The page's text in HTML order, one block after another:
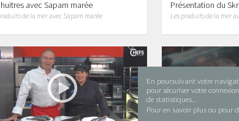
En poursuivant votre
pour sécuriser votre
de statistiques...
Pour en savoir plus ou pour
avec Sapam marée
de la mer avec Sapam marée
Présentation du
Les produits de la mer